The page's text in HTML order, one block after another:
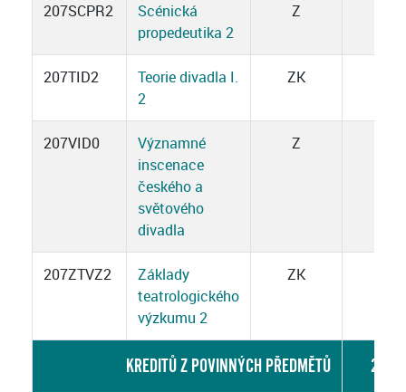
207SCPR2
Scénická
propedeutika 2
Z
207TID2
Teorie divadla I.
2
ZK
207VID0
Významné
inscenace
českého a
světového
divadla
Z
207ZTVZ2
Základy
teatrologického
výzkumu 2
ZK
KREDITŮ Z POVINNÝCH PŘEDMĚTŮ 26